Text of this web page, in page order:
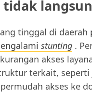
tinggal di daerah
stunting .
akses
terkait, seperti
akses ke